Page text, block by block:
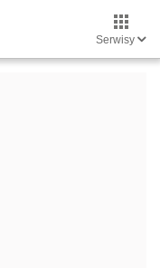
Serwisy